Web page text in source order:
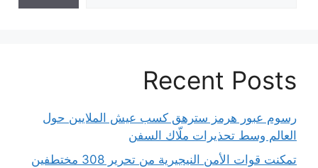
Recent Posts
رسوم عبور هرمز سترهق كسب عيش الملايين حول
العالم وسط تحذيرات ملّاك السفن
تمكنت قوات الأمن النيجيرية من تحرير 308 مختطفين